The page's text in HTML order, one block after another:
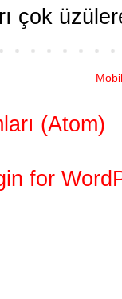
çok
(Atom)